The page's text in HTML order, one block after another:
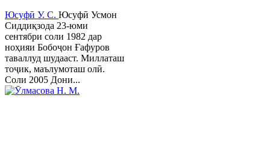
Юсуфӣ У. C. Юсуфӣ Усмон
Сиддиқзода 23-юми
сентябри соли 1982 дар
ноҳияи Бобоҷон Ғафуров
таваллуд шудааст. Миллаташ
тоҷик, маълумоташ олӣ.
Соли 2005 Дони...